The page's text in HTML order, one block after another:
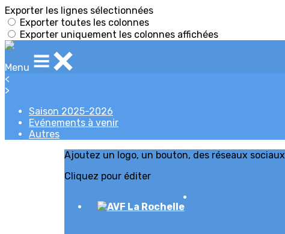
Exporter les lignes sélectionnées
Exporter toutes les colonnes
Exporter uniquement les colonnes affichées
Menu
<
>
Saison 2025-2026
Evénements à venir
Autres
Ajoutez un logo, un bouton, des réseaux sociaux
Cliquez pour éditer